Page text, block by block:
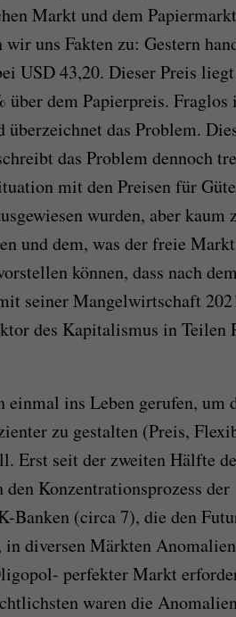
Markt und dem
uns Fakten zu: Gestern
USD 43,20. Dieser Preis liegt
über dem Papierpreis. Fraglos
das Problem.
das Problem dennoch
mit den Preisen für
wurden, aber kaum
und dem, was der freie
können, dass nach
seiner Mangelwirtschaft
des Kapitalismus in Teilen
ins Leben gerufen, um
zu gestalten (Preis,
Erst seit der zweiten Hälfte
den Konzentrationsprozess der
Banken (circa 7), die den
diversen Märkten
perfekter Markt
waren die